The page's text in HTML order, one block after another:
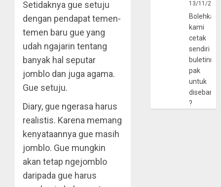
Setidaknya gue setuju
dengan pendapat temen-
temen baru gue yang
udah ngajarin tentang
banyak hal seputar
jomblo dan juga agama.
Gue setuju.
Diary, gue ngerasa harus
realistis. Karena memang
kenyataannya gue masih
jomblo. Gue mungkin
akan tetap ngejomblo
daripada gue harus
13/11/
Bolehkah
kami
cetak
sendiri
pak
untuk
?